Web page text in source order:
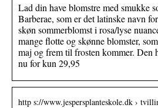
Lad din have blomstre med smukke
Barberae, som er det latinske navn
skøn sommerblomst i rosa/lyse
mange flotte og skønne blomster,
maj og frem til frosten kommer.
nu for kun 29,95
http s://www.jespersplanteskole.dk ›